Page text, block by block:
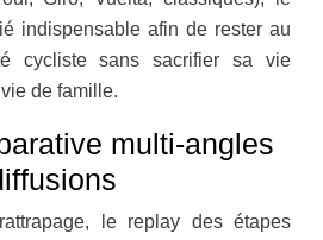
indispensable afin de rester au
cycliste sans sacrifier sa vie
de famille.
multi-angles
le replay des étapes